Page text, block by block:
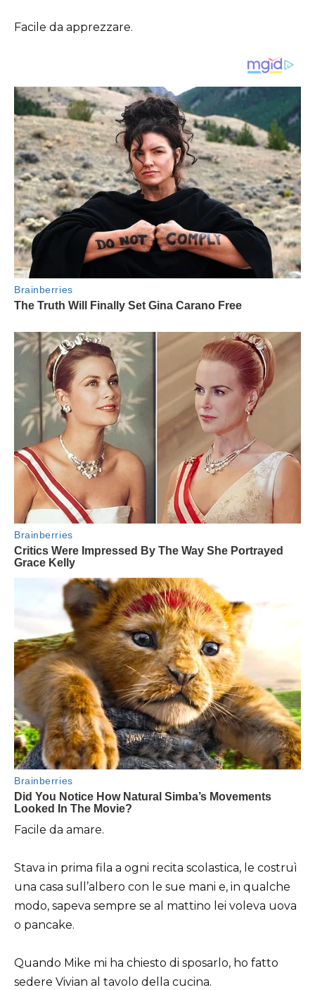
Facile da apprezzare.
Facile da amare.
Stava in prima fila a ogni recita scolastica, le costruì
una casa sull’albero con le sue mani e, in qualche
modo, sapeva sempre se al mattino lei voleva uova
o pancake.
Quando Mike mi ha chiesto di sposarlo, ho fatto
sedere Vivian al tavolo della cucina.